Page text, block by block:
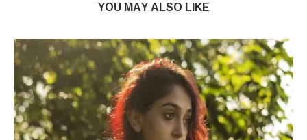
YOU MAY ALSO LIKE